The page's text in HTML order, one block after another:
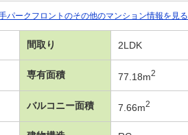
パークフロントのその他のマンション情報を見る
間取り 2LDK
専有面積 77.18m2
バルコニー面積 7.66m2